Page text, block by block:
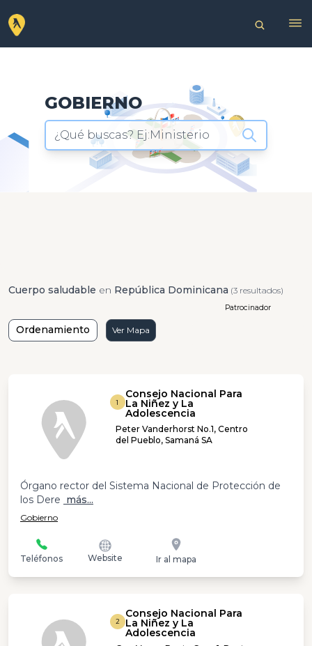
GOBIERNO
¿Qué buscas? Ej:Ministerio
Cuerpo saludable en República Dominicana (3 resultados)
Ordenamiento Ver Mapa
Patrocinador
1
Consejo Nacional Para
La Niñez y La
Adolescencia
Peter Vanderhorst No.1, Centro
del Pueblo, Samaná SA
Órgano rector del Sistema Nacional de Protección de
los Dere más...
Gobierno
Teléfonos Website Ir al mapa
2
Consejo Nacional Para
La Niñez y La
Adolescencia